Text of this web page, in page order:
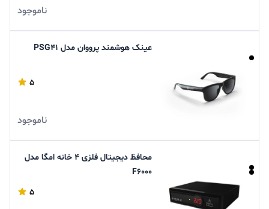
ناموجود
عینک هوشمند پرووان مدل PSG41
5
ناموجود
محافظ دیجیتال فلزی 4 خانه امگا مدل
F6000
5